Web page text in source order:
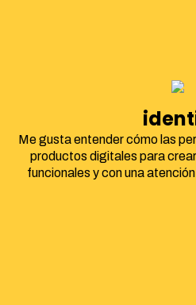
identidad
Me gusta entender cómo las
productos digitales para
funcionales y con una